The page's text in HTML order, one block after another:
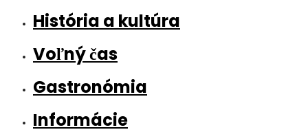
História a kultúra
Voľný čas
Gastronómia
Informácie